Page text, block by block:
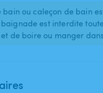
bain ou caleçon de bain
est interdite
de boire ou manger